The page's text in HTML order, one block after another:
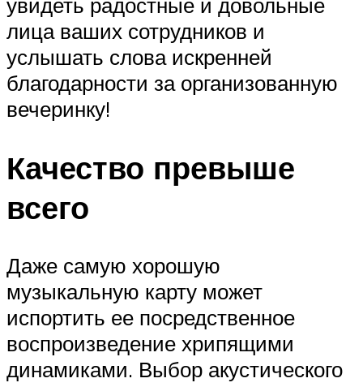
лица ваших сотрудников и
услышать слова искренней
благодарности за организованную
вечеринку!
Качество превыше
всего
Даже самую хорошую
музыкальную карту может
испортить ее посредственное
воспроизведение хрипящими
динамиками. Выбор акустического